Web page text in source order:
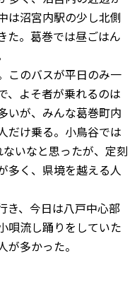
は沼宮内駅の少し北側
た。葛巻では昼ごはん
このバスが平日のみ一
、よそ者が乗れるのは
いが、みんな葛巻町内
だけ乗る。小鳥谷では
いなと思ったが、定刻
多く、県境を越える人
き、今日は八戸中心部
唄流し踊りをしていた
多かった。